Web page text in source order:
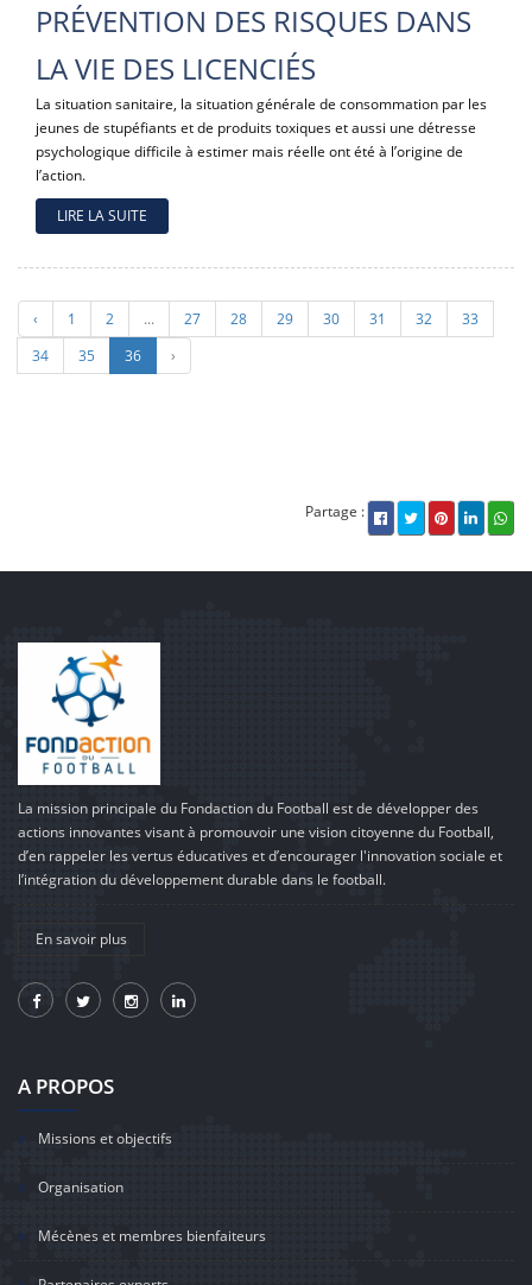
PRÉVENTION DES RISQUES DANS
LA VIE DES LICENCIÉS
La situation sanitaire, la situation générale de consommation par les
jeunes de stupéfiants et de produits toxiques et aussi une détresse
psychologique difficile à estimer mais réelle ont été à l’origine de
l’action.
LIRE LA SUITE
‹ 1 2 ... 27 28 29 30 31 32
33
34
35 36 ›
Partage :
La mission principale du Fondaction du Football est de développer des
actions innovantes visant à promouvoir une vision citoyenne du Football,
d’en rappeler les vertus éducatives et d’encourager l'innovation sociale et
l’intégration du développement durable dans le football.
En savoir plus
A PROPOS
Missions et objectifs
Organisation
Mécènes et membres bienfaiteurs